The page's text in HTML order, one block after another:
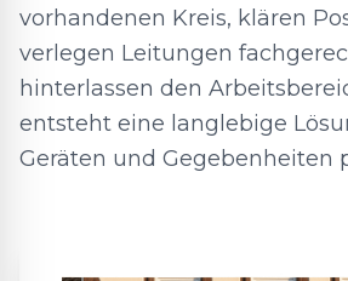
vorhandenen Kreis, klären
verlegen Leitungen
hinterlassen den
entsteht eine langlebige
Geräten und Gegebenheiten